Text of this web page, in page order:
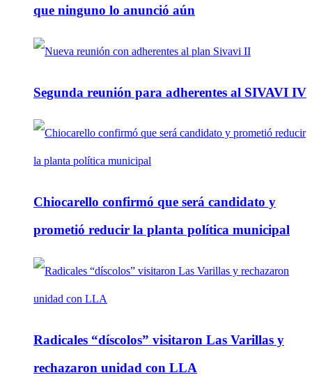
que ninguno lo anunció aún
Segunda reunión para adherentes al SIVAVI IV
Chiocarello confirmó que será candidato y
prometió reducir la planta política municipal
Radicales “díscolos” visitaron Las Varillas y
rechazaron unidad con LLA